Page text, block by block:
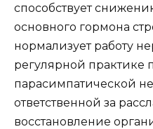
способствует
основного гормона
нормализует работу
регулярной практике
парасимпатической
ответственной за
восстановление